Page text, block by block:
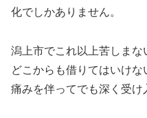
化でしかありません。
潟上市でこれ以上苦しまな
どこからも借りてはいけな
痛みを伴ってでも深く受け